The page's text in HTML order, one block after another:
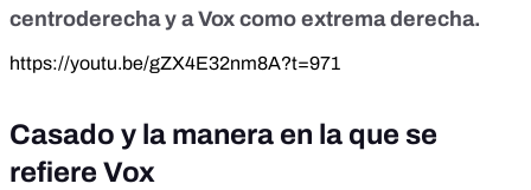
centroderecha y a Vox como extrema derecha.
https://youtu.be/gZX4E32nm8A?t=971
Casado y la manera en la que se
refiere Vox